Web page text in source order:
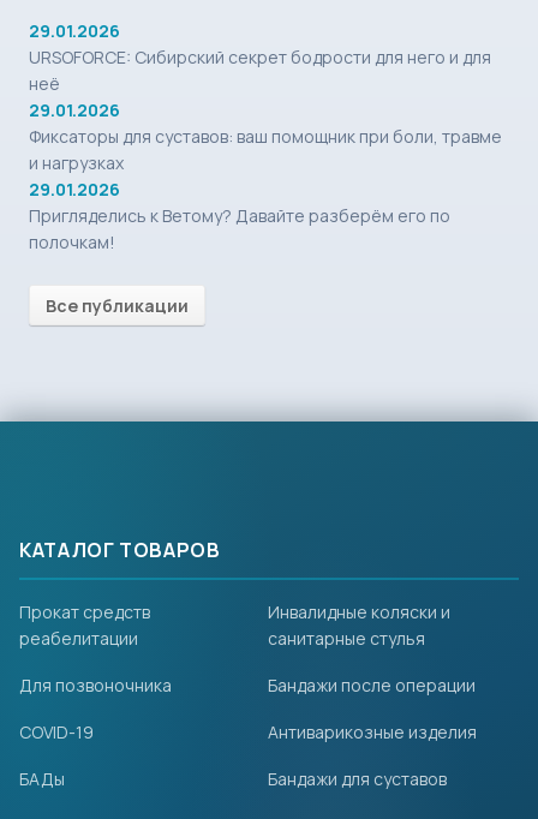
29.01.2026
URSOFORCE: Сибирский секрет бодрости для него и для
неё
29.01.2026
Фиксаторы для суставов: ваш помощник при боли, травме
и нагрузках
29.01.2026
Пригляделись к Ветому? Давайте разберём его по
полочкам!
Все публикации
КАТАЛОГ ТОВАРОВ
Прокат средств
реабелитации
Инвалидные коляски и
санитарные стулья
Для позвоночника Бандажи после операции
COVID-19 Антиварикозные изделия
БАДы Бандажи для суставов